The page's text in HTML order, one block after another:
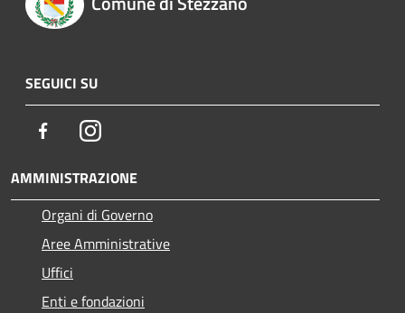
SEGUICI SU
FacebookInstagram
AMMINISTRAZIONE
Organi di Governo
Aree Amministrative
Uffici
Enti e fondazioni